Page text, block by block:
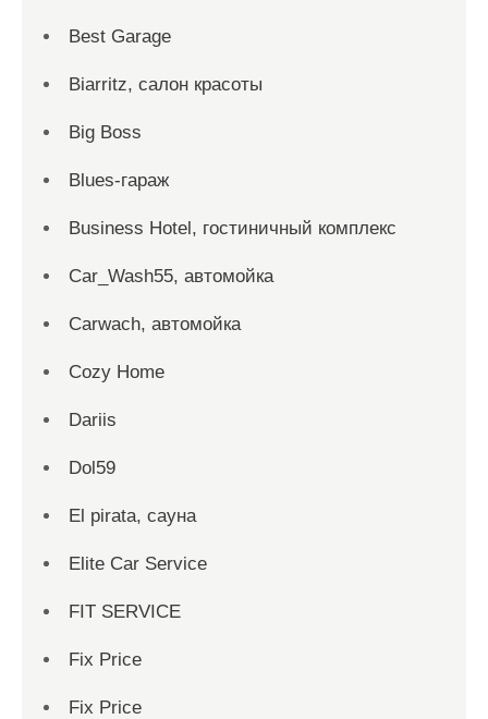
Best Garage
Biarritz, салон красоты
Big Boss
Blues-гараж
Business Hotel, гостиничный комплекс
Car_Wash55, автомойка
Carwach, автомойка
Cozy Home
Dariis
Dol59
El pirata, сауна
Elite Car Service
FIT SERVICE
Fix Price
Fix Price